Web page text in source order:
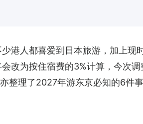
少港人都喜爱到日本旅游，加上
改为按住宿费的3%计算，今次
整理了2027年游东京必知的6件